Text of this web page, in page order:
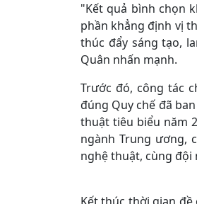
"Kết quả bình chọn
phần khẳng định vị
thúc đẩy sáng tạo,
Quân nhấn mạnh.
Trước đó, công tác
đúng Quy chế đã
thuật tiêu biểu năm
ngành Trung ương,
nghệ thuật, cùng đội